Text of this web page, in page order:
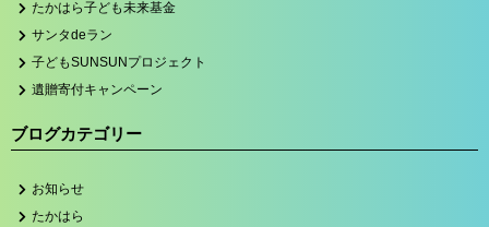
たかはら子ども未来基金
サンタdeラン
子どもSUNSUNプロジェクト
遺贈寄付キャンペーン
ブログカテゴリー
お知らせ
たかはら